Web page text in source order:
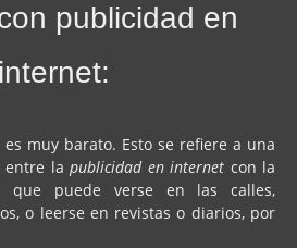
publicidad en
internet:
muy barato. Esto se refiere a una
entre la publicidad en internet con la
que puede verse en las calles,
o leerse en revistas o diarios, por